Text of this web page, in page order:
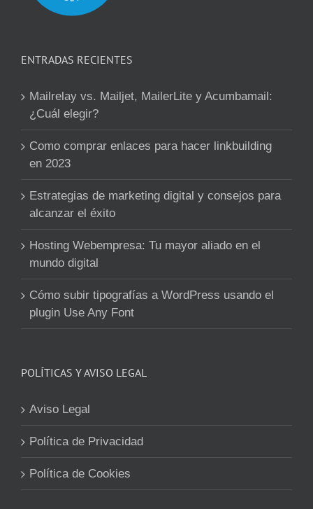
ENTRADAS RECIENTES
Mailrelay vs. Mailjet, MailerLite y Acumbamail:
¿Cuál elegir?
Como comprar enlaces para hacer linkbuilding
en 2023
Estrategias de marketing digital y consejos para
alcanzar el éxito
Hosting Webempresa: Tu mayor aliado en el
mundo digital
Cómo subir tipografías a WordPress usando el
plugin Use Any Font
POLÍTICAS Y AVISO LEGAL
Aviso Legal
Política de Privacidad
Política de Cookies